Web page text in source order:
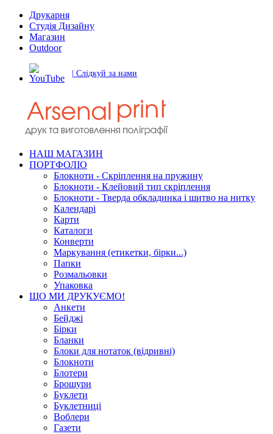
Друкарня
Студія Дизайну
Магазин
Outdoor
| Слідкуй за нами
НАШ МАГАЗИН
ПОРТФОЛІО
Блокноти - Скріплення на пружину
Блокноти - Клейовий тип скріплення
Блокноти - Тверда обкладинка і шитво на нитку
Календарі
Карти
Каталоги
Конверти
Маркування (етикетки, бірки...)
Папки
Розмальовки
Упаковка
ЩО МИ ДРУКУЄМО!
Анкети
Бейджі
Бірки
Бланки
Блоки для нотаток (відривні)
Блокноти
Блотери
Брошури
Буклети
Буклетниці
Воблери
Газети